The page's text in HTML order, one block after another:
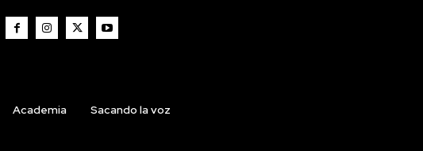
Academia Sacando la voz